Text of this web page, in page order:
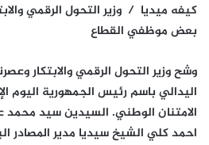
كيفه ميديا / وزير التحول الرقمي
بعض موظفي القطاع
وشح وزير التحول الرقمي والابتكار
اليدالي باسم رئيس الجمهورية اليوم
الامتنان الوطني. السيدين سيد محمد
احمد كلي الشيخ سيديا مدير المصادر